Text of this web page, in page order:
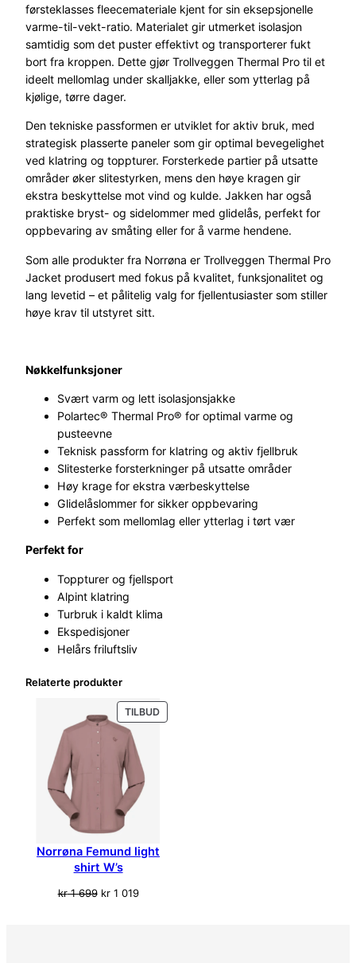
førsteklasses fleecemateriale kjent for sin eksepsjonelle
varme-til-vekt-ratio. Materialet gir utmerket isolasjon
samtidig som det puster effektivt og transporterer fukt
bort fra kroppen. Dette gjør Trollveggen Thermal Pro til et
ideelt mellomlag under skalljakke, eller som ytterlag på
kjølige, tørre dager.
Den tekniske passformen er utviklet for aktiv bruk, med
strategisk plasserte paneler som gir optimal bevegelighet
ved klatring og toppturer. Forsterkede partier på utsatte
områder øker slitestyrken, mens den høye kragen gir
ekstra beskyttelse mot vind og kulde. Jakken har også
praktiske bryst- og sidelommer med glidelås, perfekt for
oppbevaring av småting eller for å varme hendene.
Som alle produkter fra Norrøna er Trollveggen Thermal Pro
Jacket produsert med fokus på kvalitet, funksjonalitet og
lang levetid – et pålitelig valg for fjellentusiaster som stiller
høye krav til utstyret sitt.
Nøkkelfunksjoner
Svært varm og lett isolasjonsjakke
Polartec® Thermal Pro® for optimal varme og
pusteevne
Teknisk passform for klatring og aktiv fjellbruk
Slitesterke forsterkninger på utsatte områder
Høy krage for ekstra værbeskyttelse
Glidelåslommer for sikker oppbevaring
Perfekt som mellomlag eller ytterlag i tørt vær
Perfekt for
Toppturer og fjellsport
Alpint klatring
Turbruk i kaldt klima
Ekspedisjoner
Helårs friluftsliv
Relaterte produkter
TILBUDPRODUKT
PÅ
Norrøna Femund light
shirt W’s
kr1 699 Opprinnelig
kr1 019Nåværende